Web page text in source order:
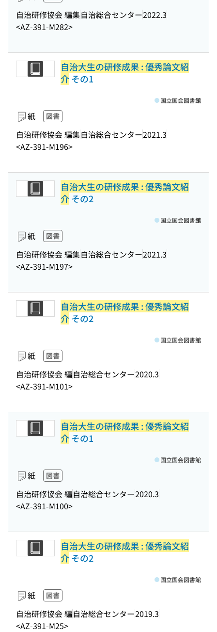
自治研修協会 編集自治総合センター2022.3
<AZ-391-M282>
自治大生の研修成果 : 優秀論文紹
介その1
紙 図書
自治研修協会 編集自治総合センター2021.3
<AZ-391-M196>
国立国会図書館
自治大生の研修成果 : 優秀論文紹
介その2
紙 図書
自治研修協会 編集自治総合センター2021.3
<AZ-391-M197>
国立国会図書館
自治大生の研修成果 : 優秀論文紹
介その2
紙 図書
自治研修協会 編自治総合センター2020.3
<AZ-391-M101>
国立国会図書館
自治大生の研修成果 : 優秀論文紹
介その1
紙 図書
自治研修協会 編自治総合センター2020.3
<AZ-391-M100>
国立国会図書館
自治大生の研修成果 : 優秀論文紹
介その2
紙 図書
自治研修協会 編自治総合センター2019.3
<AZ-391-M25>
国立国会図書館